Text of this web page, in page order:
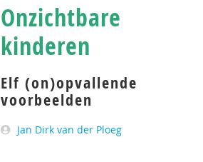
Onzichtbare
kinderen
Elf (on)opvallende
voorbeelden
Jan Dirk van der Ploeg